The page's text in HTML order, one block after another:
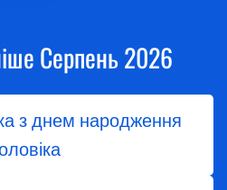
Серпень 2026
з днем народження